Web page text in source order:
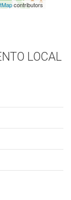
contributors
LOCAL